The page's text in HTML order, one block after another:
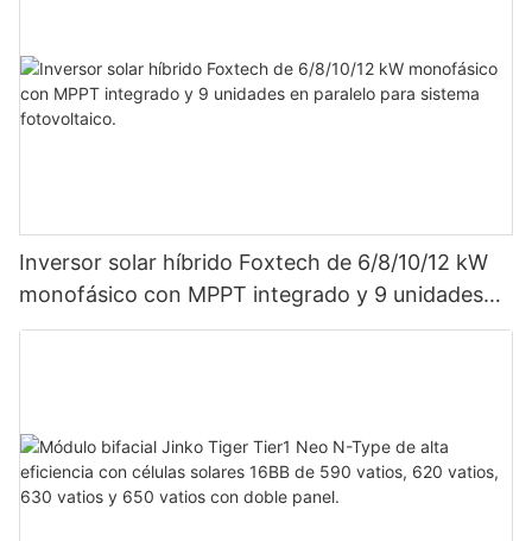
Inversor solar híbrido Foxtech de 6/8/10/12 kW
monofásico con MPPT integrado y 9 unidades
en paralelo para sistema fotovoltaico.